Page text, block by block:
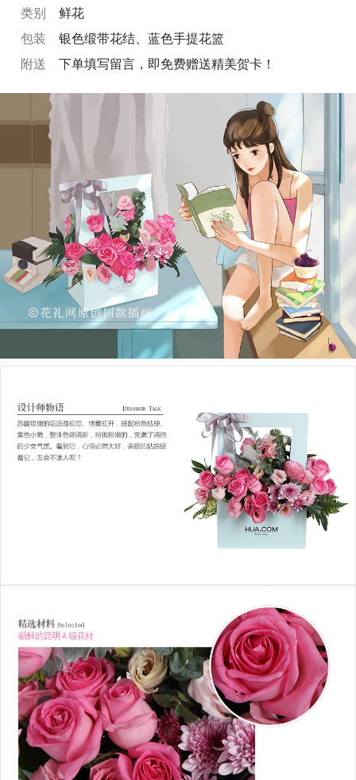
类别
鲜花
包装
银色缎带花结、蓝色手提花篮
附送
下单填写留言，即免费赠送精美贺卡！